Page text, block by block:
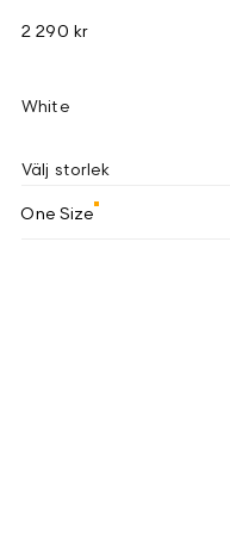
2 290 kr
White
Välj storlek
One Size